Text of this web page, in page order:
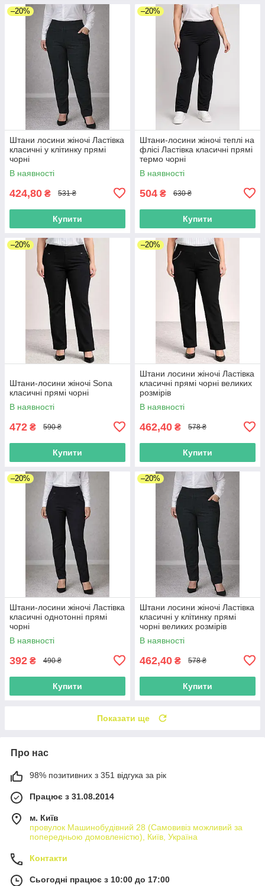
–20%
Штани лосини жіночі Ластівка
класичні у клітинку прямі
чорні
В наявності
424,80 ₴ 531 ₴
Купити
–20%
Штани-лосини жіночі теплі на
флісі Ластівка класичні прямі
термо чорні
В наявності
504 ₴ 630 ₴
Купити
–20%
Штани-лосини жіночі Sona
класичні прямі чорні
В наявності
472 ₴ 590 ₴
Купити
–20%
Штани лосини жіночі Ластівка
класичні прямі чорні великих
розмірів
В наявності
462,40 ₴ 578 ₴
Купити
–20%
Штани-лосини жіночі Ластівка
класичні однотонні прямі
чорні
В наявності
392 ₴ 490 ₴
Купити
–20%
Штани лосини жіночі Ластівка
класичні у клітинку прямі
чорні великих розмірів
В наявності
462,40 ₴ 578 ₴
Купити
Показати ще
Про нас
98% позитивних з 351 відгука за рік
Працює з 31.08.2014
м. Київ
провулок Машинобудівний 28 (Самовивіз можливий за
попередньою домовленістю), Київ, Україна
Контакти
Сьогодні працює з 10:00 до 17:00